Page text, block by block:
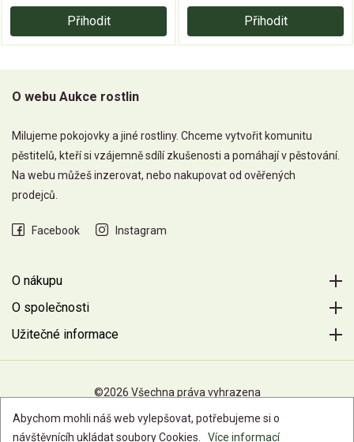
Přihodit Přihodit
O webu Aukce rostlin
Milujeme pokojovky a jiné rostliny. Chceme vytvořit komunitu
pěstitelů, kteří si vzájemně sdílí zkušenosti a pomáhají v pěstování.
Na webu můžeš inzerovat, nebo nakupovat od ověřených
prodejců.
Facebook Instagram
O nákupu
O společnosti
Užitečné informace
©2026 Všechna práva vyhrazena
Abychom mohli náš web vylepšovat, potřebujeme si o
návštěvnícíh ukládat soubory Cookies.
Více informací